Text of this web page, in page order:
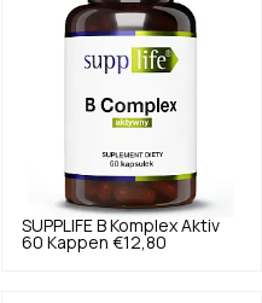
SUPPLIFE B Komplex Aktiv
60 Kappen €12,80